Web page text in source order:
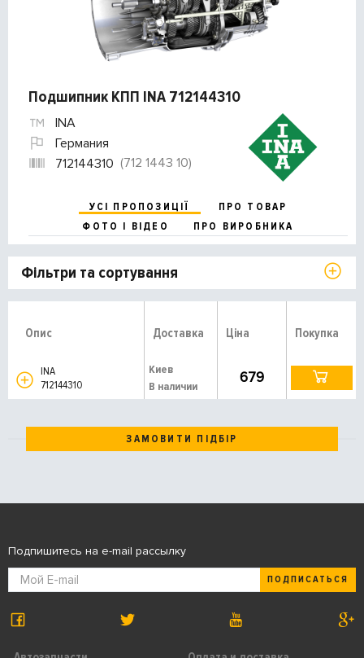
Подшипник КПП INA 712144310
INA
Германия
712144310 (712 1443 10)
УСІ ПРОПОЗИЦІЇ
ПРО ТОВАР
ФОТО І ВІДЕО
ПРО ВИРОБНИКА
Фільтри та сортування
Опис Доставка Ціна Покупка
INA
712144310
Киев
В наличии
679
ЗАМОВИТИ ПІДБІР
Подпишитесь на e-mail рассылку
ПОДПИСАТЬСЯ